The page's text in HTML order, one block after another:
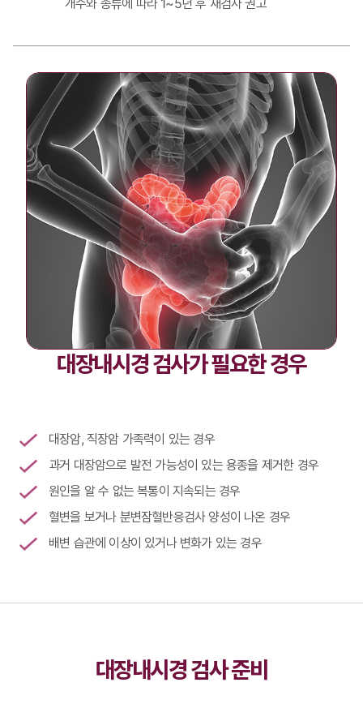
개수와 종류에 따라 1~5년 후 재검사 권고
대장내시경 검사가 필요한 경우
대장암, 직장암 가족력이 있는 경우
과거 대장암으로 발전 가능성이 있는 용종을 제거한 경우
원인을 알 수 없는 복통이 지속되는 경우
혈변을 보거나 분변잠혈반응검사 양성이 나온 경우
배변 습관에 이상이 있거나 변화가 있는 경우
대장내시경 검사 준비